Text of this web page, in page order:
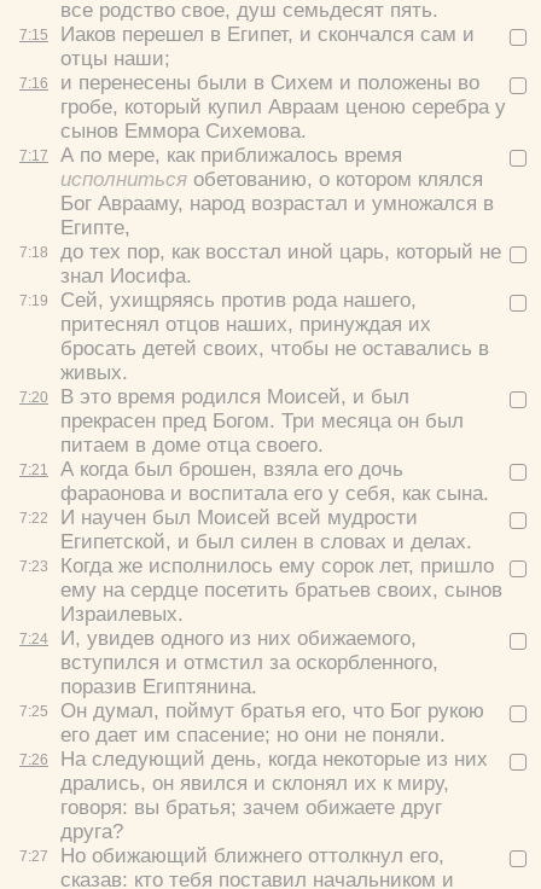
7:15
7:16
7:17
7:18
7:19
7:20
7:21
7:22
7:23
7:24
7:25
7:26
7:27
все родство свое, душ семьдесят пять.
Иаков перешел в Египет, и скончался сам и
отцы наши;
и перенесены были в Сихем и положены во
гробе, который купил Авраам ценою серебра у
сынов Еммора Сихемова.
А по мере, как приближалось время
исполниться обетованию, о котором клялся
Бог Аврааму, народ возрастал и умножался в
Египте,
до тех пор, как восстал иной царь, который не
знал Иосифа.
Сей, ухищряясь против рода нашего,
притеснял отцов наших, принуждая их
бросать детей своих, чтобы не оставались в
живых.
В это время родился Моисей, и был
прекрасен пред Богом. Три месяца он был
питаем в доме отца своего.
А когда был брошен, взяла его дочь
фараонова и воспитала его у себя, как сына.
И научен был Моисей всей мудрости
Египетской, и был силен в словах и делах.
Когда же исполнилось ему сорок лет, пришло
ему на сердце посетить братьев своих, сынов
Израилевых.
И, увидев одного из них обижаемого,
вступился и отмстил за оскорбленного,
поразив Египтянина.
Он думал, поймут братья его, что Бог рукою
его дает им спасение; но они не поняли.
На следующий день, когда некоторые из них
дрались, он явился и склонял их к миру,
говоря: вы братья; зачем обижаете друг
друга?
Но обижающий ближнего оттолкнул его,
сказав: кто тебя поставил начальником и